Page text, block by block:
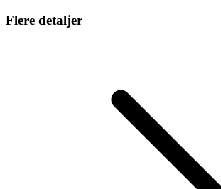
Flere detaljer